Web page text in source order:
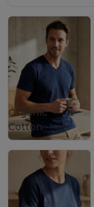
Organic
Cotton